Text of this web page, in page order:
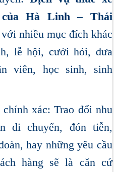
của Hà Linh – Thái
nhiều mục đích khác
lễ hội, cưới hỏi, đưa
viên, học sinh, sinh
xác: Trao đổi nhu
di chuyển, đón tiễn,
hay những yêu cầu
hàng sẽ là căn cứ